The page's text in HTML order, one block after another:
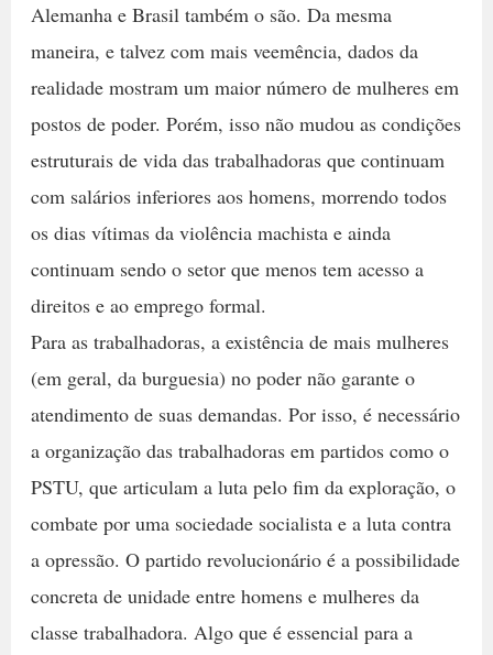
Alemanha e Brasil também o são. Da mesma
maneira, e talvez com mais veemência, dados da
realidade mostram um maior número de mulheres em
postos de poder. Porém, isso não mudou as condições
estruturais de vida das trabalhadoras que continuam
com salários inferiores aos homens, morrendo todos
os dias vítimas da violência machista e ainda
continuam sendo o setor que menos tem acesso a
direitos e ao emprego formal.
Para as trabalhadoras, a existência de mais mulheres
(em geral, da burguesia) no poder não garante o
atendimento de suas demandas. Por isso, é necessário
a organização das trabalhadoras em partidos como o
PSTU, que articulam a luta pelo fim da exploração, o
combate por uma sociedade socialista e a luta contra
a opressão. O partido revolucionário é a possibilidade
concreta de unidade entre homens e mulheres da
classe trabalhadora. Algo que é essencial para a